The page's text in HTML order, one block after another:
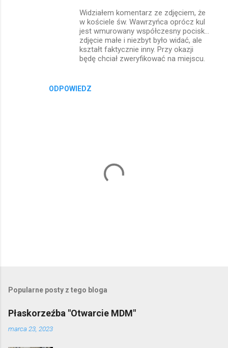
ODPOWIEDZ
Widziałem komentarz ze zdjęciem, że
w kościele św. Wawrzyńca oprócz kul
jest wmurowany współczesny pocisk...
zdjęcie małe i niezbyt było widać, ale
kształt faktycznie inny. Przy okazji
będę chciał zweryfikować na miejscu.
e
i
j
o
Popularne posty z tego bloga
Płaskorzeźba "Otwarcie MDM"
marca 23, 2023